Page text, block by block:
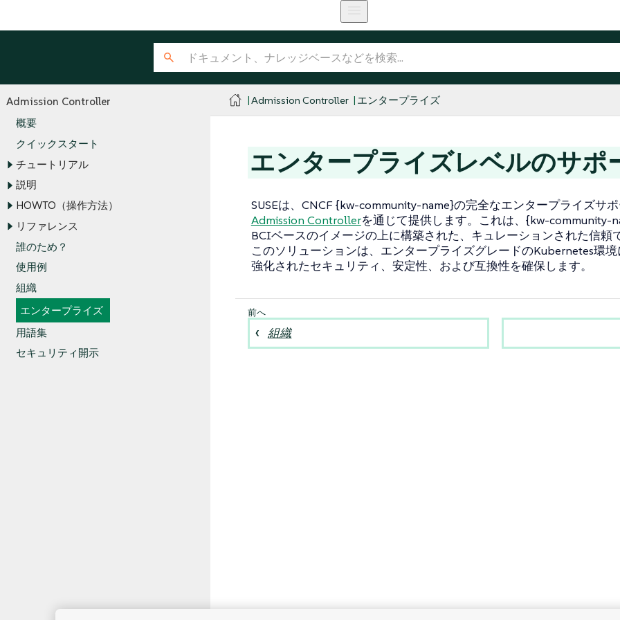
Admission Controller
概要
クイックスタート
チュートリアル
説明
HOWTO（操作方法）
リファレンス
誰のため？
使用例
組織
エンタープライズ
用語集
セキュリティ開示
Admission Controller エンタープライズ
エンタープライズレベルのサポ
SUSEは、CNCF {kw-community-name}の完全なエンタープライズサ
Admission Controllerを通じて提供します。これは、{kw-community-
BCIベースのイメージの上に構築された、キュレーションされた信頼
このソリューションは、エンタープライズグレードのKubernetes環
強化されたセキュリティ、安定性、および互換性を確保します。
組織